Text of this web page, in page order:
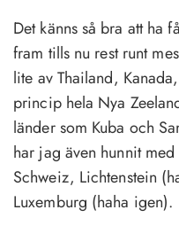
Det känns så bra att ha
fram tills nu rest runt
lite av Thailand,
princip hela Nya
länder som Kuba och
har jag även hunnit
Schweiz, Lichtenstein
Luxemburg (haha igen).